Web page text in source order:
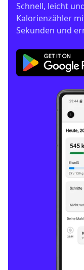
Schnell, leicht
Kalorienzähler
Sekunden und